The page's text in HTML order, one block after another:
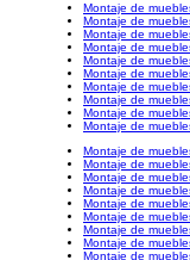
Montaje de
Montaje de
Montaje de
Montaje de
Montaje de
Montaje de
Montaje de
Montaje de
Montaje de
Montaje de
Montaje de
Montaje de
Montaje de
Montaje de
Montaje de
Montaje de
Montaje de
Montaje de
Montaje de